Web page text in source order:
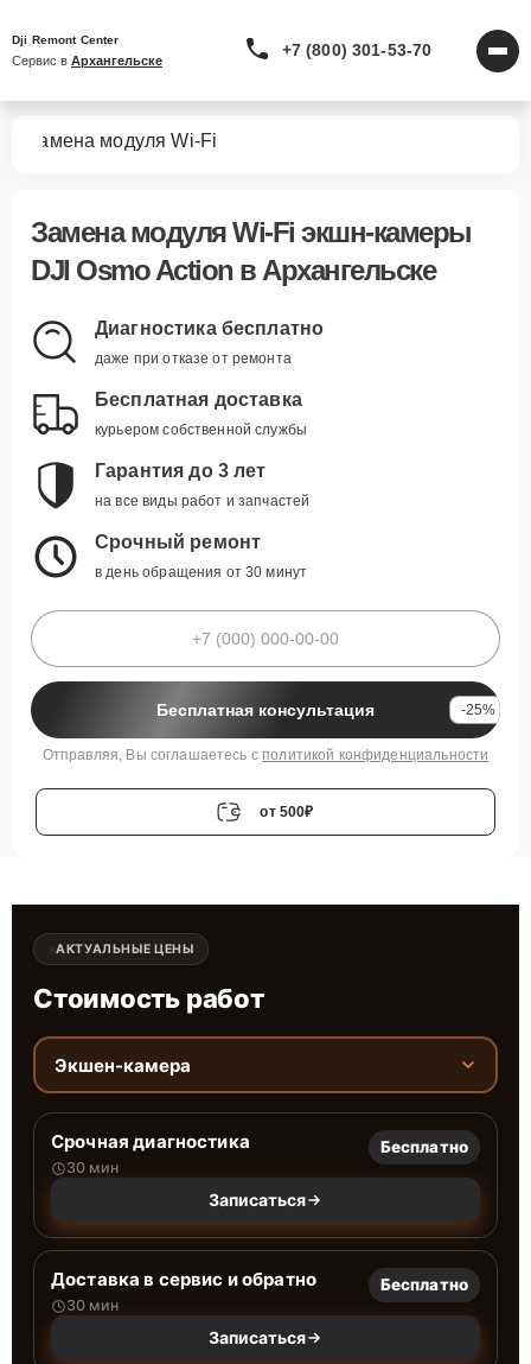
Dji Remont Center
Сервис в Архангельске
+7 (800) 301-53-70
Замена модуля Wi-Fi
Замена модуля Wi-Fi экшн-камеры
DJI Osmo Action в Архангельске
Диагностика бесплатно
даже при отказе от ремонта
Бесплатная доставка
курьером собственной службы
Гарантия до 3 лет
на все виды работ и запчастей
Срочный ремонт
в день обращения от 30 минут
Бесплатная консультация -25%
Отправляя, Вы соглашаетесь с политикой конфиденциальности
от 500₽
АКТУАЛЬНЫЕ ЦЕНЫ
Стоимость работ
Экшен-камера
Срочная диагностика
30 мин
Бесплатно
Записаться
Доставка в сервис и обратно
30 мин
Бесплатно
Записаться